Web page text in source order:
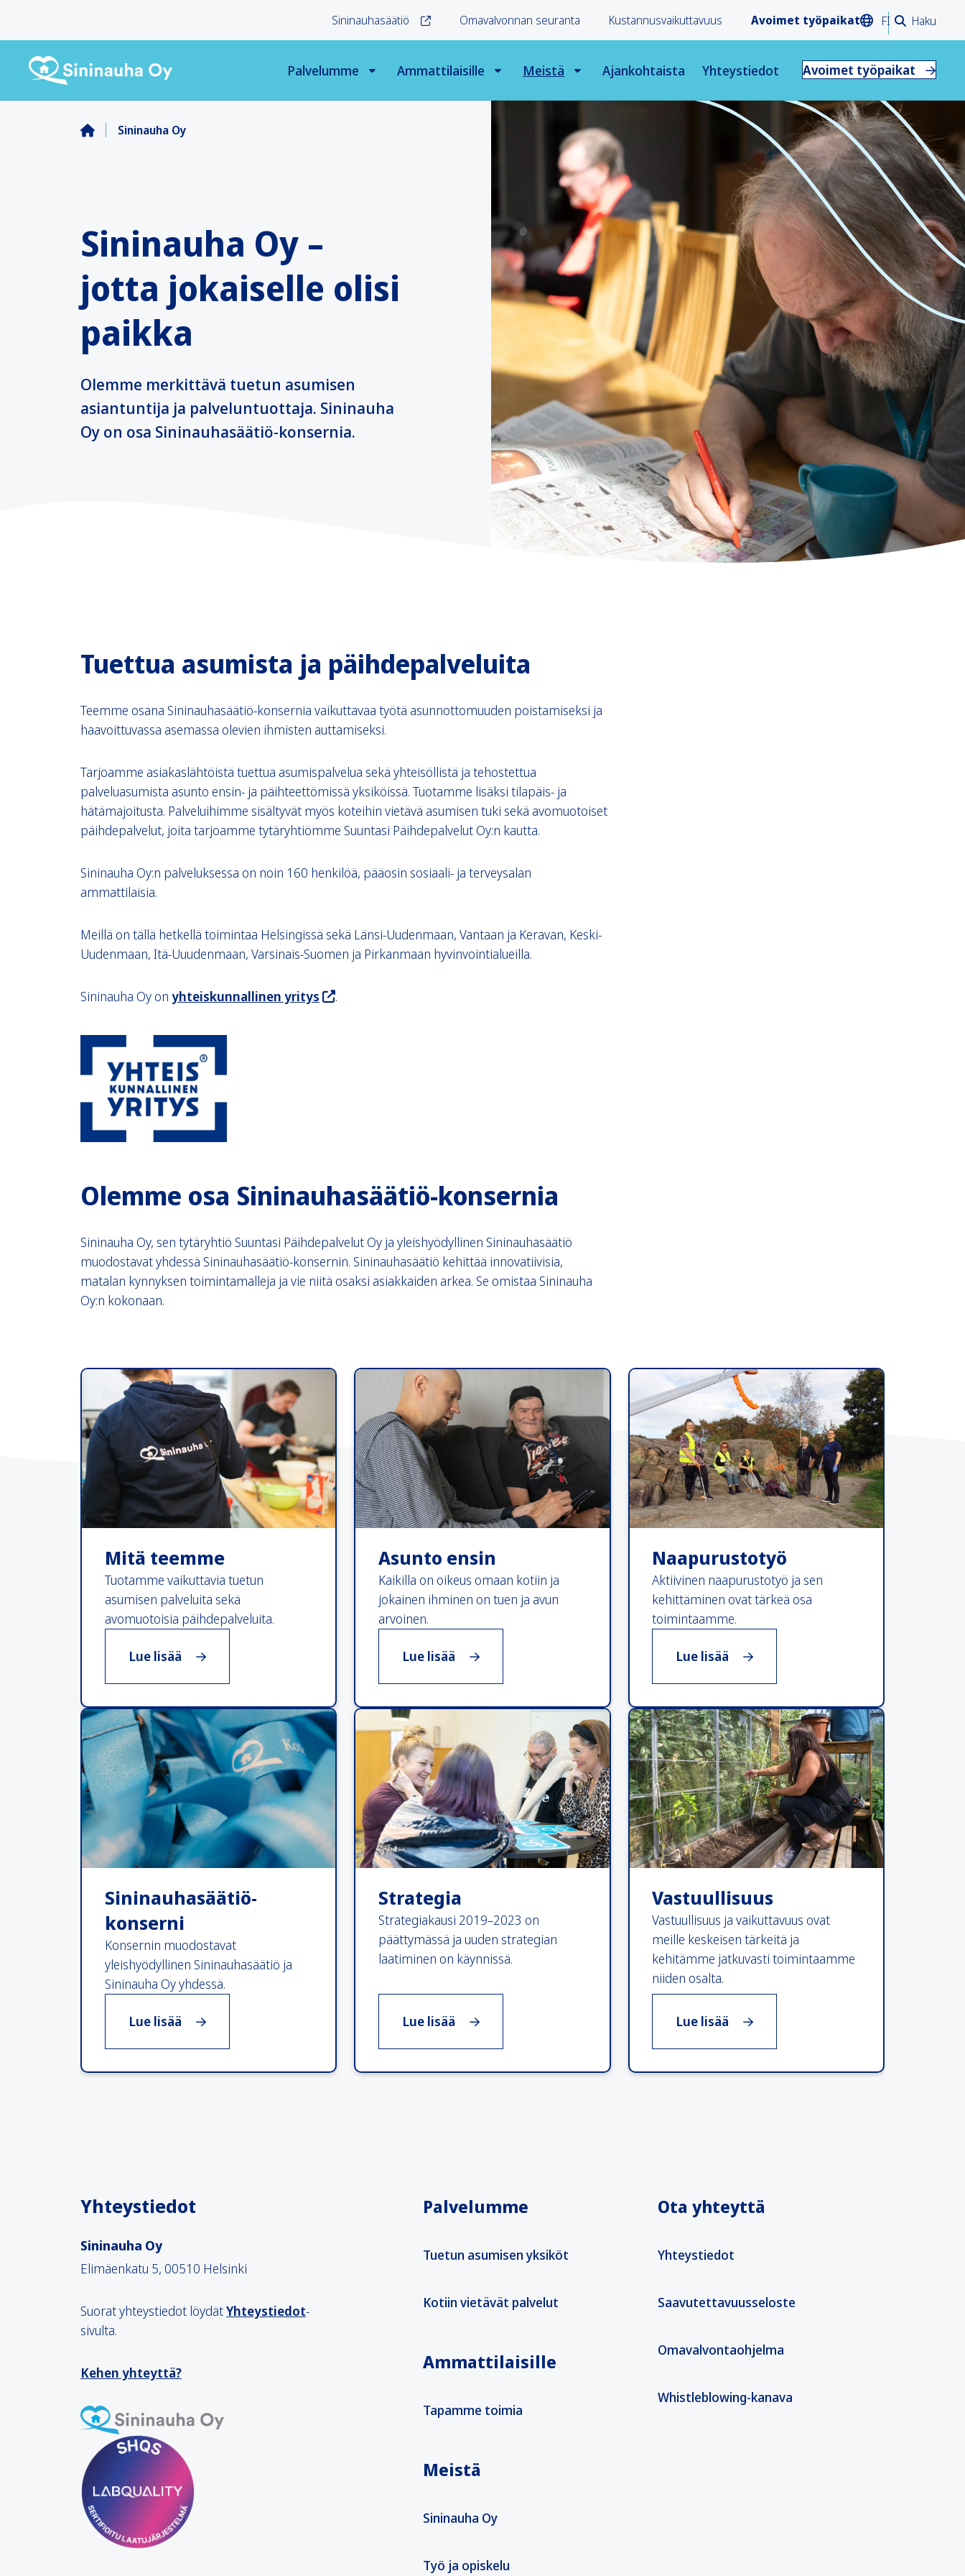
Sininauhasäätiö Omavalvonnan seuranta Kustannusvaikuttavuus Avoimet työpaikat FI Haku
Palvelumme Ammattilaisille Meistä Ajankohtaista Yhteystiedot Avoimet työpaikat
Sininauha Oy
Sininauha Oy –
jotta jokaiselle olisi
paikka
Olemme merkittävä tuetun asumisen
asiantuntija ja palveluntuottaja. Sininauha
Oy on osa Sininauhasäätiö-konsernia.
Tuettua asumista ja päihdepalveluita
Teemme osana Sininauhasäätiö-konsernia vaikuttavaa työtä asunnottomuuden poistamiseksi ja
haavoittuvassa asemassa olevien ihmisten auttamiseksi.
Tarjoamme asiakaslähtöistä tuettua asumispalvelua sekä yhteisöllistä ja tehostettua
palveluasumista asunto ensin- ja päihteettömissä yksiköissä. Tuotamme lisäksi tilapäis- ja
hätämajoitusta. Palveluihimme sisältyvät myös koteihin vietävä asumisen tuki sekä avomuotoiset
päihdepalvelut, joita tarjoamme tytäryhtiömme Suuntasi Päihdepalvelut Oy:n kautta.
Sininauha Oy:n palveluksessa on noin 160 henkilöä, pääosin sosiaali- ja terveysalan
ammattilaisia.
Meillä on tällä hetkellä toimintaa Helsingissä sekä Länsi-Uudenmaan, Vantaan ja Keravan, Keski-
Uudenmaan, Itä-Uuudenmaan, Varsinais-Suomen ja Pirkanmaan hyvinvointialueilla.
Sininauha Oy on yhteiskunnallinen yritys .
Olemme osa Sininauhasäätiö-konsernia
Sininauha Oy, sen tytäryhtiö Suuntasi Päihdepalvelut Oy ja yleishyödyllinen Sininauhasäätiö
muodostavat yhdessä Sininauhasäätiö-konsernin. Sininauhasäätiö kehittää innovatiivisia,
matalan kynnyksen toimintamalleja ja vie niitä osaksi asiakkaiden arkea. Se omistaa Sininauha
Oy:n kokonaan.
Mitä teemme
Tuotamme vaikuttavia tuetun
asumisen palveluita sekä
avomuotoisia päihdepalveluita.
Lue lisää , Mitä teemme
Asunto ensin
Kaikilla on oikeus omaan kotiin ja
jokainen ihminen on tuen ja avun
arvoinen.
Lue lisää , Asunto ensin
Naapurustotyö
Aktiivinen naapurustotyö ja sen
kehittäminen ovat tärkeä osa
toimintaamme.
Lue lisää , Naapurustotyö
Sininauhasäätiö-
konserni
Konsernin muodostavat
yleishyödyllinen Sininauhasäätiö ja
Sininauha Oy yhdessä.
Lue lisää , Sininauhasäätiö-konserni
Strategia
Strategiakausi 2019–2023 on
päättymässä ja uuden strategian
laatiminen on käynnissä.
Lue lisää , Strategia
Vastuullisuus
Vastuullisuus ja vaikuttavuus ovat
meille keskeisen tärkeitä ja
kehitämme jatkuvasti toimintaamme
niiden osalta.
Lue lisää , Vastuullisuus
Yhteystiedot
Sininauha Oy
Elimäenkatu 5, 00510 Helsinki
Suorat yhteystiedot löydätYhteystiedot-
sivulta.
Kehen yhteyttä?
Palvelumme
Tuetun asumisen yksiköt
Kotiin vietävät palvelut
Ammattilaisille
Tapamme toimia
Meistä
Sininauha Oy
Työ ja opiskelu
Ota yhteyttä
Yhteystiedot
Saavutettavuusseloste
Omavalvontaohjelma
Whistleblowing-kanava